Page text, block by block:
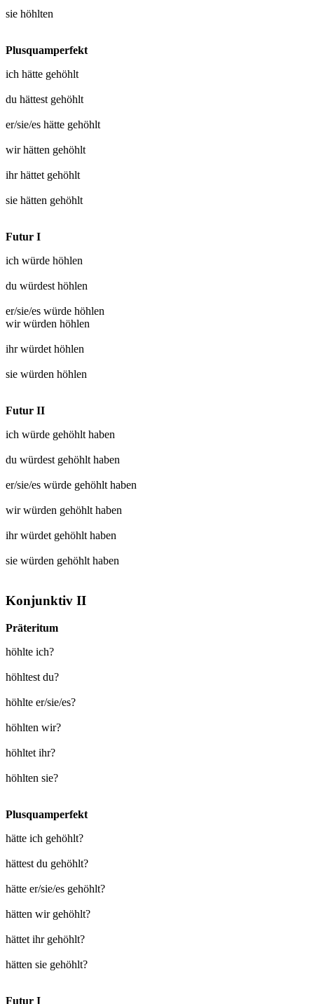
sie höhlten
Plusquamperfekt
ich hätte gehöhlt
du hättest gehöhlt
er/sie/es hätte gehöhlt
wir hätten gehöhlt
ihr hättet gehöhlt
sie hätten gehöhlt
Futur I
ich würde höhlen
du würdest höhlen
er/sie/es würde höhlen
wir würden höhlen
ihr würdet höhlen
sie würden höhlen
Futur II
ich würde gehöhlt haben
du würdest gehöhlt haben
er/sie/es würde gehöhlt haben
wir würden gehöhlt haben
ihr würdet gehöhlt haben
sie würden gehöhlt haben
Konjunktiv II
Präteritum
höhlte ich?
höhltest du?
höhlte er/sie/es?
höhlten wir?
höhltet ihr?
höhlten sie?
Plusquamperfekt
hätte ich gehöhlt?
hättest du gehöhlt?
hätte er/sie/es gehöhlt?
hätten wir gehöhlt?
hättet ihr gehöhlt?
hätten sie gehöhlt?
Futur I